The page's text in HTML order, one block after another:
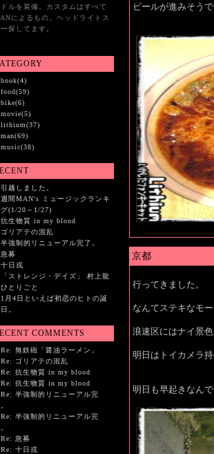
ドルを装備。カスタムはすべて
によるもの。ヘッドライトス
探してます。
book(4)
food(59)
bike(6)
movie(5)
lithium(37)
man(69)
music(38)
引越しました。
週間MAN's ミュージックランキ
グ(1/20～1/27)
抗生物質 in my blood
ゴリアテの混乱
半強制的リニューアル完了。
急募
十日戎
「ストレンジ・デイズ」 村上龍
ひとりごと
1月4日といえば初恋のヒトの誕
。
COMMENTS
Re: 無鉄砲「醤油ラーメン」
Re: ゴリアテの混乱
Re: 抗生物質 in my blood
Re: 抗生物質 in my blood
Re: 半強制的リニューアル完
Re: 半強制的リニューアル完
Re: 急募
Re: 十日戎
ビールが進みそう
京都
行ってきました。
なんてステキなモ
浪速区にはナイ景
明日はトイカメラ
明日も早起きなん